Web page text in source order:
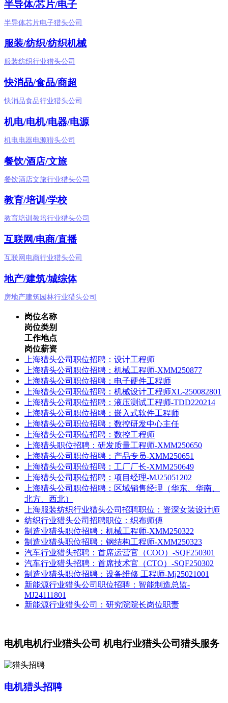
半导体/芯片/电子
半导体芯片电子猎头公司
服装/纺织/纺织机械
服装纺织行业猎头公司
快消品/食品/商超
快消品食品行业猎头公司
机电/电机/电器/电源
机电电器电源猎头公司
餐饮/酒店/文旅
餐饮酒店文旅行业猎头公司
教育/培训/学校
教育培训教培行业猎头公司
互联网/电商/直播
互联网电商行业猎头公司
地产/建筑/城综体
房地产建筑园林行业猎头公司
岗位名称
岗位类别
工作地点
岗位薪资
上海猎头公司职位招聘：设计工程师
上海猎头公司职位招聘：机械工程师-XMM250877
上海猎头公司职位招聘：电子硬件工程师
上海猎头公司职位招聘：机械设计工程师XL-250082801
上海猎头公司职位招聘：液压测试工程师-TDD220214
上海猎头公司职位招聘：嵌入式软件工程师
上海猎头公司职位招聘：数控研发中心主任
上海猎头公司职位招聘：数控工程师
上海猎头职位招聘：研发质量工程师-XMM250650
上海猎头公司职位招聘：产品专员-XMM250651
上海猎头公司职位招聘：工厂厂长-XMM250649
上海猎头公司职位招聘：项目经理-MJ25051202
上海猎头公司职位招聘：区域销售经理（华东、华南、
北方、西北）
上海服装纺织行业猎头公司招聘职位：资深女装设计师
纺织行业猎头公司招聘职位：织布师傅
制造业猎头职位招聘：机械工程师-XMM250322
制造业猎头职位招聘：钢结构工程师-XMM250323
汽车行业猎头招聘：首席运营官（COO）-SQF250301
汽车行业猎头招聘：首席技术官（CTO）-SQF250302
制造业猎头职位招聘：设备维修 工程师-Mj25021001
新能源行业猎头公司职位招聘：智能制造总监-
MJ24111801
新能源行业猎头公司：研究院院长岗位职责
电机电机行业猎头公司 机电行业猎头公司猎头服务
电机猎头招聘